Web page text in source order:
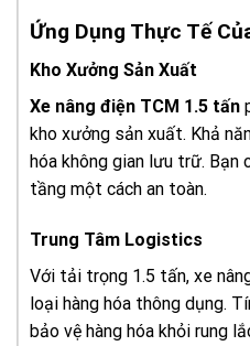
Ứng Dụng Thực Tế
Kho Xưởng Sản Xuất
Xe nâng điện TCM 1.5 tấn
kho xưởng sản xuất. Khả
hóa không gian lưu trữ. Bạn
tầng một cách an toàn.
Trung Tâm Logistics
Với tải trọng 1.5 tấn, xe
loại hàng hóa thông dụng.
bảo vệ hàng hóa khỏi rung